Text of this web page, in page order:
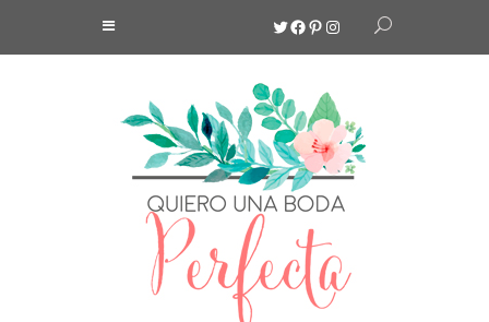
Twitter
Facebook
Pinterest
Instagram